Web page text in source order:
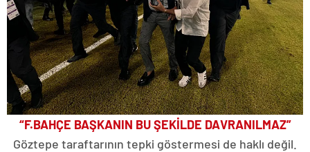
“F.BAHÇE BAŞKANIN BU ŞEKİLDE DAVRANILMAZ”
Göztepe taraftarının tepki göstermesi de haklı değil.